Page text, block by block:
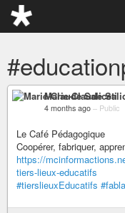
Marie-Claude
4 months ago – Public
Le Café Pédagogique
Coopérer, fabriquer,
https://
tiers-lieux-educatifs
#tierslieuxEducatifs